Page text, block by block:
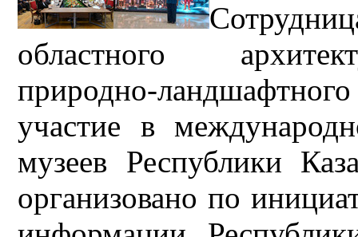
областного
природно-
участие в
музеев Республики
организовано по